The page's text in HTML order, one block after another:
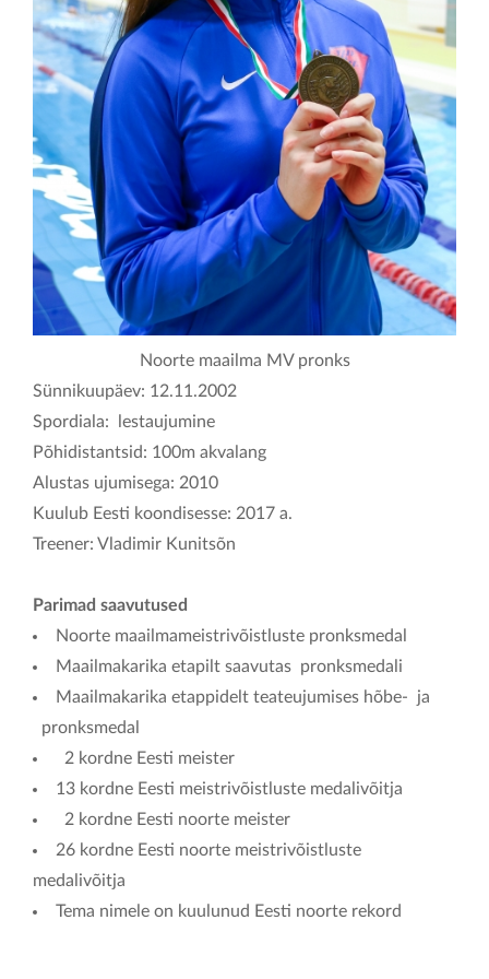
KONTAKT
Noorte maailma MV pronks
Sünnikuupäev: 12.11.2002
Spordiala: lestaujumine
Põhidistantsid: 100m akvalang
Alustas ujumisega: 2010
Kuulub Eesti koondisesse: 2017 a.
Treener: Vladimir Kunitsõn
Parimad saavutused
Noorte maailmameistrivõistluste pronksmedal
Maailmakarika etapilt saavutas pronksmedali
Maailmakarika etappidelt teateujumises hõbe- ja
pronksmedal
2 kordne Eesti meister
13 kordne Eesti meistrivõistluste medalivõitja
2 kordne Eesti noorte meister
26 kordne Eesti noorte meistrivõistluste
medalivõitja
Tema nimele on kuulunud Eesti noorte rekord